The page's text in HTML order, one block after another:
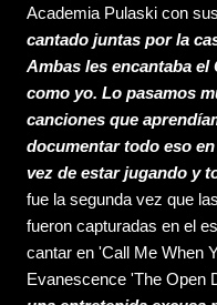
Academia Pulaski con
cantado juntas por la
Ambas les encantaba
como yo. Lo pasamos
canciones que
documentar todo eso
vez de estar jugando y
fue la segunda vez que
fueron capturadas en el
cantar en 'Call Me When
Evanescence 'The Open